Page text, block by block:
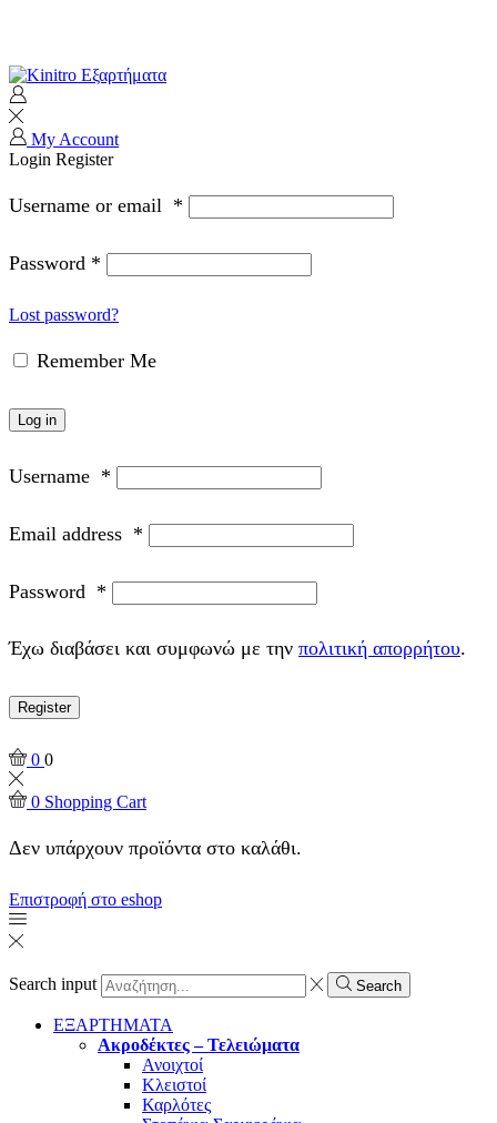
My Account
Login Register
Username or email *
Password *
Lost password?
Remember Me
Log in
Username *
Email address *
Password *
Έχω διαβάσει και συμφωνώ με την πολιτική απορρήτου.
Register
0 0
0 Shopping Cart
Δεν υπάρχουν προϊόντα στο καλάθι.
Επιστροφή στο eshop
Search input Search
ΕΞΑΡΤΗΜΑΤΑ
Ακροδέκτες – Τελειώματα
Ανοιχτοί
Κλειστοί
Καρλότες